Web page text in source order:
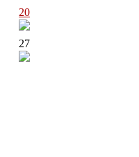
20
27